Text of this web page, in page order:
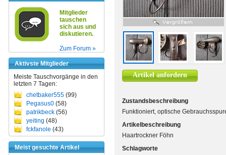
Mitglieder
tauschen
sich aus und
diskutieren.
Zum Forum »
Aktivste Mitglieder
Meiste Tauschvorgänge in den
letzten 7 Tagen:
chetbaker555 (99)
Pegasus0 (58)
patrikbeck (56)
yeiting (48)
fckfanole (43)
Meist gesuchte Artikel
Artikel anfordern
Zustandsbeschreibung
Funktioniert, optische
Artikelbeschreibung
Haartrockner Föhn
Schlagworte